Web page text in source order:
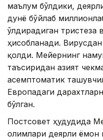
маълум бўлдики,
дунё бўйлаб
ўлдирадиган тристеза
ҳисобланади.
қолди. Мейернинг
таъсиридан азият
асемптоматик
Европадаги
бўлган.
Постсовет ҳудудида
олимлари деярли ёмон